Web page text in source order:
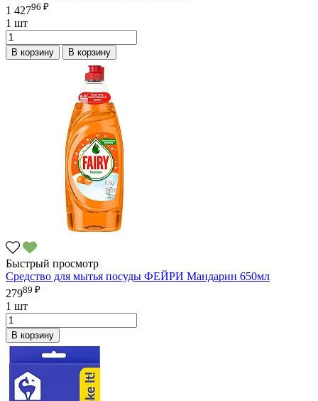
1 42796 ₽
1 шт
В корзину В корзину
Быстрый просмотр
Средство для мытья посуды ФЕЙРИ Мандарин 650мл
27989 ₽
1 шт
В корзину